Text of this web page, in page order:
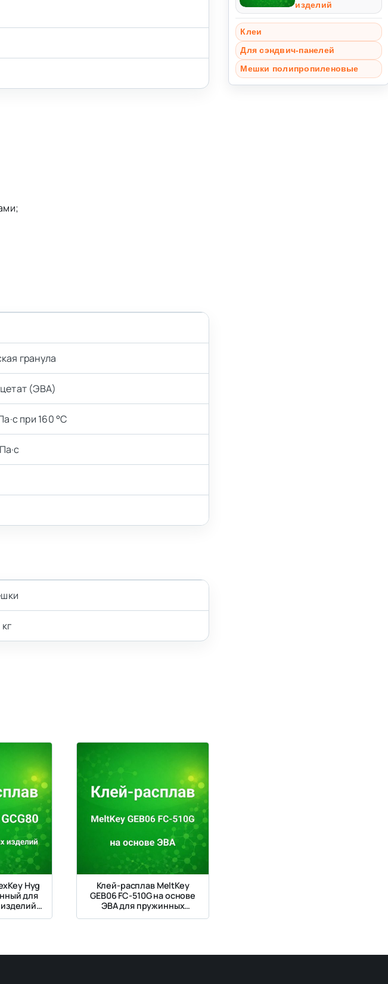
гранула
(ЭВА)
при 160 °C
Hyg
для
Клей-расплав MeltKey
GEB06 FC-510G на основе
ЭВА для пружинных
блоков и фильтров
изделий
Клеи
Для сэндвич-панелей
Мешки полипропиленовые